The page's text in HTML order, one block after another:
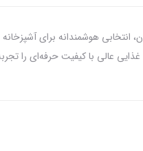
تیتان، انتخابی هوشمندانه
عالی با کیفیت حرفه‌ای را